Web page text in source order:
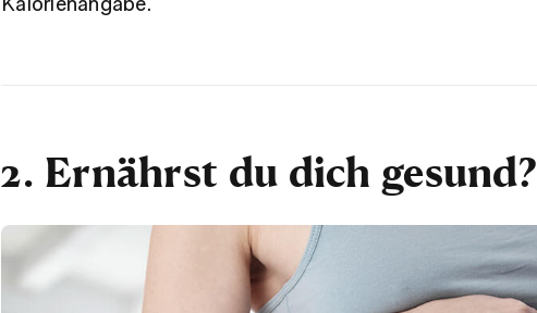
Kalorienangabe.
2. Ernährst du dich gesund?